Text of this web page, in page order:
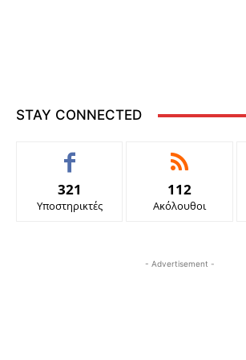
STAY CONNECTED
321
Υποστηρικτές
112
Ακόλουθοι
- Advertisement -